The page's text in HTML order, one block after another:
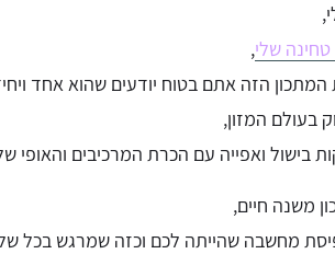
שלי,
הזה אתם בטוח יודעים שהוא אחד
בעולם המזון,
בישול ואפייה עם הכרת המרכיבים והאופי
משנה חיים,
מחשבה שהייתה לכם וכזה שמרגש בכל